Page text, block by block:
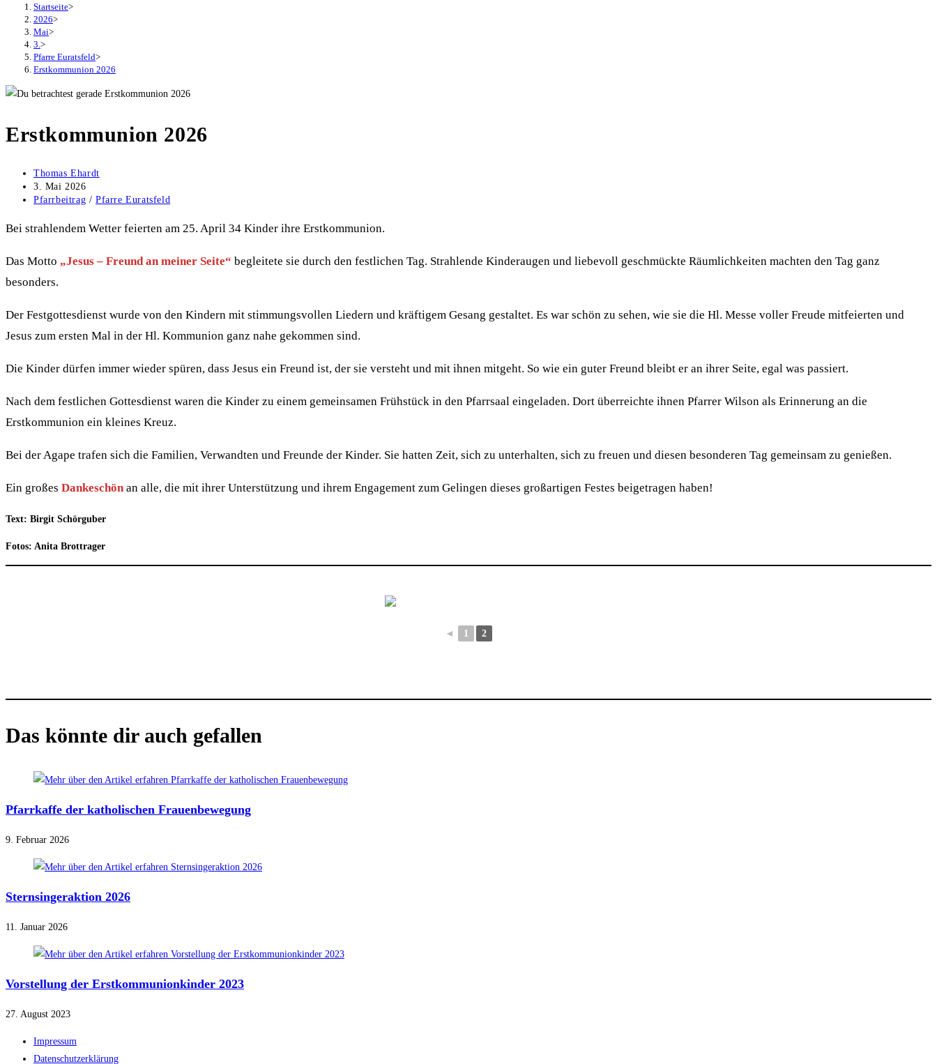
Startseite>
2026>
Mai>
3. >
Pfarre Euratsfeld>
Erstkommunion 2026
Erstkommunion 2026
Beitrags-
Autor:
Thomas Ehardt
Beitrag
veröffentlicht:
3. Mai 2026
Beitrags-
Pfarrbeitrag / Pfarre Euratsfeld
Bei strahlendem Wetter feierten am 25. April 34 Kinder ihre Erstkommunion.
Das Motto „Jesus – Freund an meiner Seite“ begleitete sie durch den festlichen Tag. Strahlende Kinderaugen und liebevoll geschmückte Räumlichkeiten machten den Tag ganz
besonders.
Der Festgottesdienst wurde von den Kindern mit stimmungsvollen Liedern und kräftigem Gesang gestaltet. Es war schön zu sehen, wie sie die Hl. Messe voller Freude mitfeierten und
Jesus zum ersten Mal in der Hl. Kommunion ganz nahe gekommen sind.
Die Kinder dürfen immer wieder spüren, dass Jesus ein Freund ist, der sie versteht und mit ihnen mitgeht. So wie ein guter Freund bleibt er an ihrer Seite, egal was passiert.
Nach dem festlichen Gottesdienst waren die Kinder zu einem gemeinsamen Frühstück in den Pfarrsaal eingeladen. Dort überreichte ihnen Pfarrer Wilson als Erinnerung an die
Erstkommunion ein kleines Kreuz.
Bei der Agape trafen sich die Familien, Verwandten und Freunde der Kinder. Sie hatten Zeit, sich zu unterhalten, sich zu freuen und diesen besonderen Tag gemeinsam zu genießen.
Ein großes Dankeschön an alle, die mit ihrer Unterstützung und ihrem Engagement zum Gelingen dieses großartigen Festes beigetragen haben!
Text: Birgit Schörguber
Fotos: Anita Brottrager
◄ 1 2
Das könnte dir auch gefallen
Pfarrkaffe der katholischen Frauenbewegung
9. Februar 2026
Sternsingeraktion 2026
11. Januar 2026
Vorstellung der Erstkommunionkinder 2023
27. August 2023
Impressum
Datenschutzerklärung